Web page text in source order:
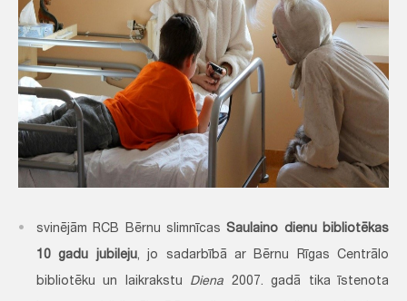
svinējām RCB Bērnu slimnīcasSaulaino dienu bibliotēkas
10 gadu jubileju, jo sadarbībā ar Bērnu Rīgas Centrālo
bibliotēku un laikrakstu Diena 2007. gadā tika īstenota